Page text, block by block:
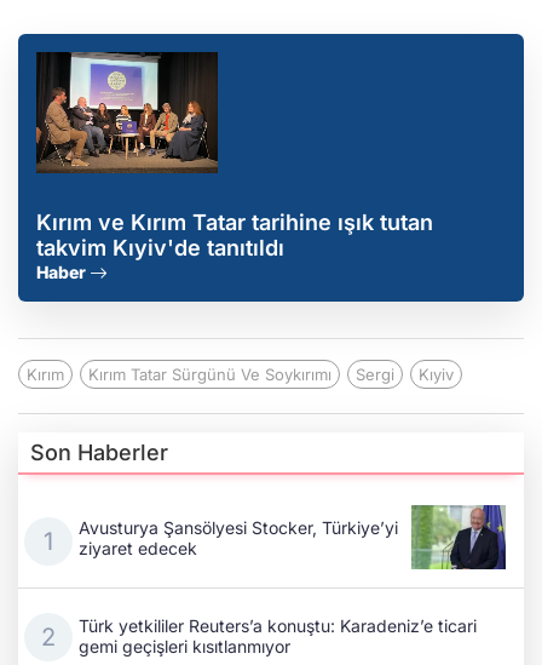
Kırım ve Kırım Tatar tarihine ışık tutan
takvim Kıyiv'de tanıtıldı
Haber
Kırım Kırım Tatar Sürgünü Ve Soykırımı Sergi Kıyiv
Son Haberler
Avusturya Şansölyesi Stocker, Türkiye’yi
ziyaret edecek
Türk yetkililer Reuters’a konuştu: Karadeniz’e ticari
gemi geçişleri kısıtlanmıyor